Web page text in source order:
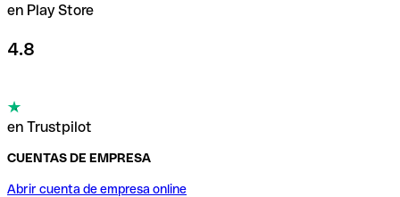
en Play Store
4.8
en Trustpilot
CUENTAS DE EMPRESA
Abrir cuenta de empresa online